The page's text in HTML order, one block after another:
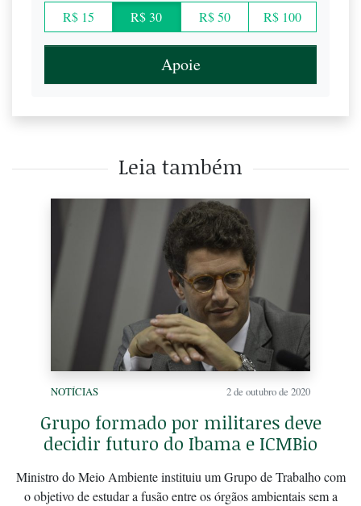
R$ 15 R$ 30 R$ 50 R$ 100
Apoie
Leia também
NOTÍCIAS 2 de outubro de 2020
Grupo formado por militares deve
decidir futuro do Ibama e ICMBio
Ministro do Meio Ambiente instituiu um Grupo de Trabalho com
o objetivo de estudar a fusão entre os órgãos ambientais sem a